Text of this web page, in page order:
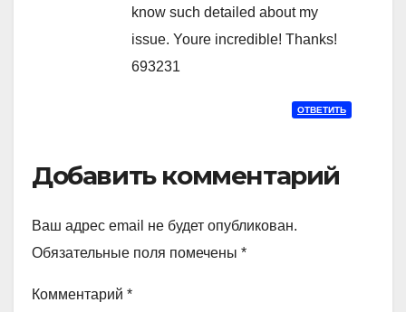
know such detailed about my
issue. Youre incredible! Thanks!
693231
ОТВЕТИТЬ
Добавить комментарий
Ваш адрес email не будет опубликован.
Обязательные поля помечены *
Комментарий *